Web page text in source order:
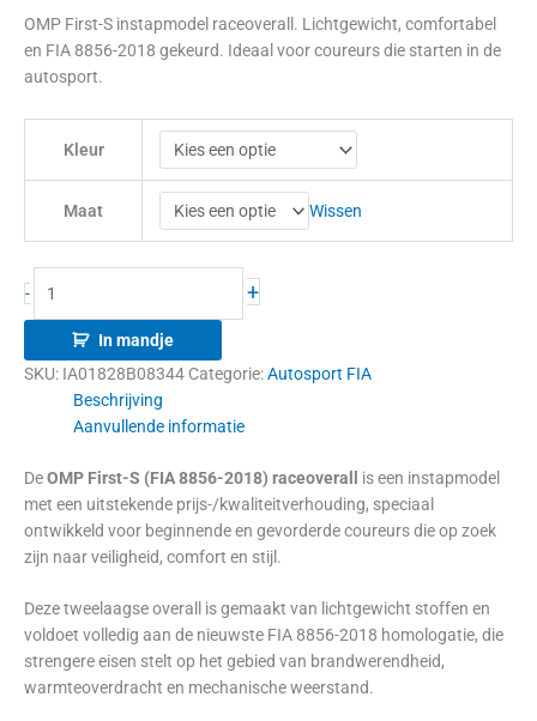
OMP First-S instapmodel raceoverall. Lichtgewicht, comfortabel
en FIA 8856-2018 gekeurd. Ideaal voor coureurs die starten in de
autosport.
Kleur
Maat Wissen
- +
In mandje
SKU: IA01828B08344 Categorie:Autosport FIA
Beschrijving
Aanvullende informatie
DeOMP First-S (FIA 8856-2018) raceoverall is een instapmodel
met een uitstekende prijs-/kwaliteitverhouding, speciaal
ontwikkeld voor beginnende en gevorderde coureurs die op zoek
zijn naar veiligheid, comfort en stijl.
Deze tweelaagse overall is gemaakt van lichtgewicht stoffen en
voldoet volledig aan de nieuwste FIA 8856-2018 homologatie, die
strengere eisen stelt op het gebied van brandwerendheid,
warmteoverdracht en mechanische weerstand.